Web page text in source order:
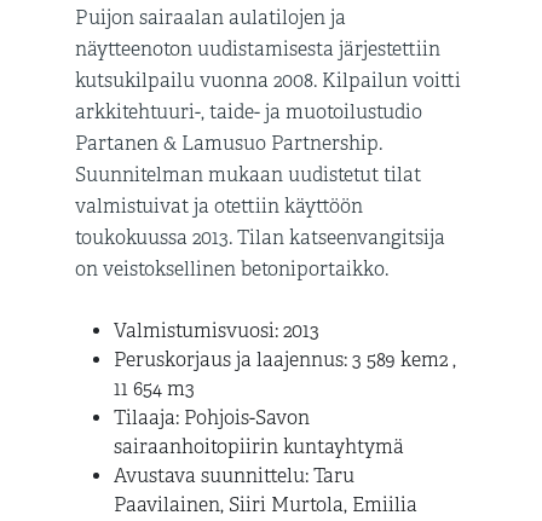
Puijon sairaalan aulatilojen ja
näytteenoton uudistamisesta järjestettiin
kutsukilpailu vuonna 2008. Kilpailun voitti
arkkitehtuuri-, taide- ja muotoilustudio
Partanen & Lamusuo Partnership.
Suunnitelman mukaan uudistetut tilat
valmistuivat ja otettiin käyttöön
toukokuussa 2013. Tilan katseenvangitsija
on veistoksellinen betoniportaikko.
Valmistumisvuosi: 2013
Peruskorjaus ja laajennus: 3 589 kem2 ,
11 654 m3
Tilaaja: Pohjois-Savon
sairaanhoitopiirin kuntayhtymä
Avustava suunnittelu: Taru
Paavilainen, Siiri Murtola, Emiilia